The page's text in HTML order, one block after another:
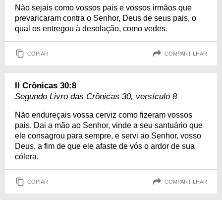
Não sejais como vossos pais e vossos irmãos que
prevaricaram contra o Senhor, Deus de seus pais, o
qual os entregou à desolação, como vedes.
COPIAR COMPARTILHAR
II Crônicas 30:8
Segundo Livro das Crônicas 30, versículo 8
Não endureçais vossa cerviz como fizeram vossos
pais. Dai a mão ao Senhor, vinde a seu santuário que
ele consagrou para sempre, e servi ao Senhor, vosso
Deus, a fim de que ele afaste de vós o ardor de sua
cólera.
COPIAR COMPARTILHAR